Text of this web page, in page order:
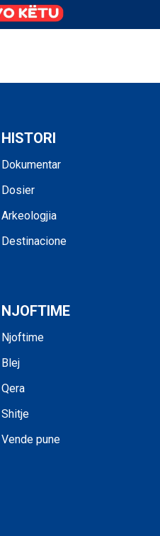
HISTORI
Dokumentar
Dosier
Arkeologjia
Destinacione
NJOFTIME
Njoftime
Blej
Qera
Shitje
Vende pune